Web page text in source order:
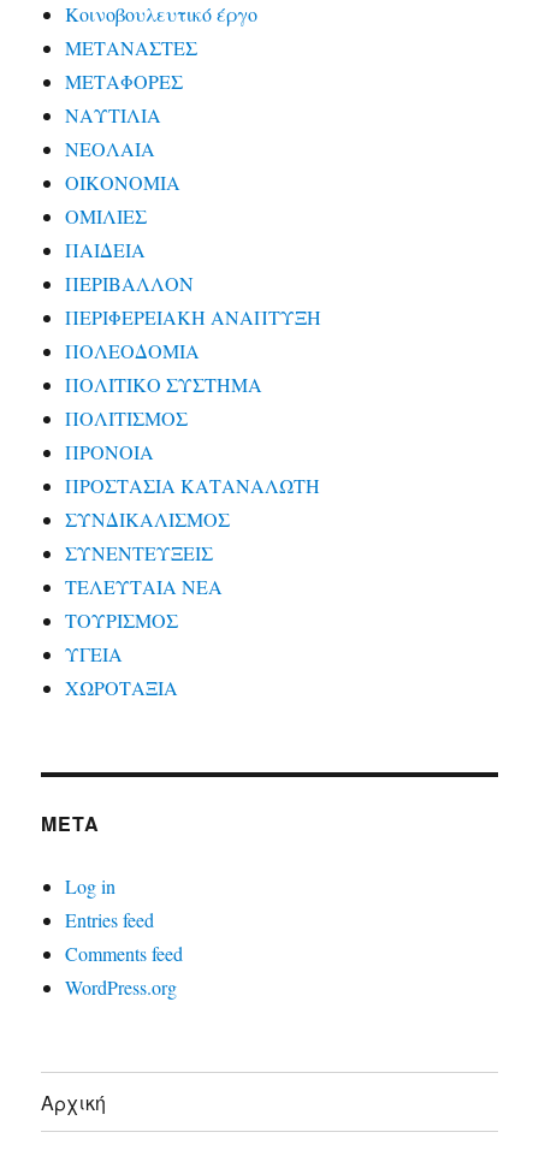
Κοινοβουλευτικό έργο
ΜΕΤΑΝΑΣΤΕΣ
ΜΕΤΑΦΟΡΕΣ
ΝΑΥΤΙΛΙΑ
ΝΕΟΛΑΙΑ
ΟΙΚΟΝΟΜΙΑ
ΟΜΙΛΙΕΣ
ΠΑΙΔΕΙΑ
ΠΕΡΙΒΑΛΛΟΝ
ΠΕΡΙΦΕΡΕΙΑΚΗ ΑΝΑΠΤΥΞΗ
ΠΟΛΕΟΔΟΜΙΑ
ΠΟΛΙΤΙΚΟ ΣΥΣΤΗΜΑ
ΠΟΛΙΤΙΣΜΟΣ
ΠΡΟΝΟΙΑ
ΠΡΟΣΤΑΣΙΑ ΚΑΤΑΝΑΛΩΤΗ
ΣΥΝΔΙΚΑΛΙΣΜΟΣ
ΣΥΝΕΝΤΕΥΞΕΙΣ
ΤΕΛΕΥΤΑΙΑ ΝΕΑ
ΤΟΥΡΙΣΜΟΣ
ΥΓΕΙΑ
ΧΩΡΟΤΑΞΙΑ
META
Log in
Entries feed
Comments feed
WordPress.org
Αρχική